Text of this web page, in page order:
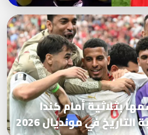
بثلاثية أمام كندا
في مونديال 2026